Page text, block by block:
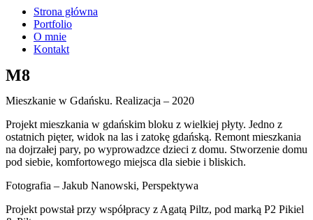
Strona główna
Portfolio
O mnie
Kontakt
M8
Mieszkanie w Gdańsku. Realizacja – 2020
Projekt mieszkania w gdańskim bloku z wielkiej płyty. Jedno z
ostatnich pięter, widok na las i zatokę gdańską. Remont mieszkania
na dojrzałej pary, po wyprowadzce dzieci z domu. Stworzenie domu
pod siebie, komfortowego miejsca dla siebie i bliskich.
Fotografia – Jakub Nanowski, Perspektywa
Projekt powstał przy współpracy z Agatą Piltz, pod marką P2 Pikiel